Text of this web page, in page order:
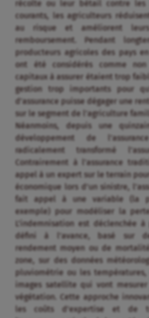
récolte ou leur bétail contre les
courants, les agriculteurs
au risque et améliorent
remboursement. Pendant
producteurs agricoles des pays
ont été considérés comme non
capitaux à assurer étaient trop
gestion trop importants pour
d’assurance puisse dégager une
sur le segment de l’agriculture
Néanmoins, depuis une
développement de
radicalement transformé
Contrairement à l’assurance
appel à un expert sur le terrain
économique lors d’un sinistre,
fait appel à une variable (la
exemple) pour modéliser la
L’indemnisation est déclenchée
défini à l’avance, basé sur
rendement moyen ou de
zone, sur des données
pluviométrie ou les
images satellite qui vont
végétation. Cette approche
les coûts d’expertise et de